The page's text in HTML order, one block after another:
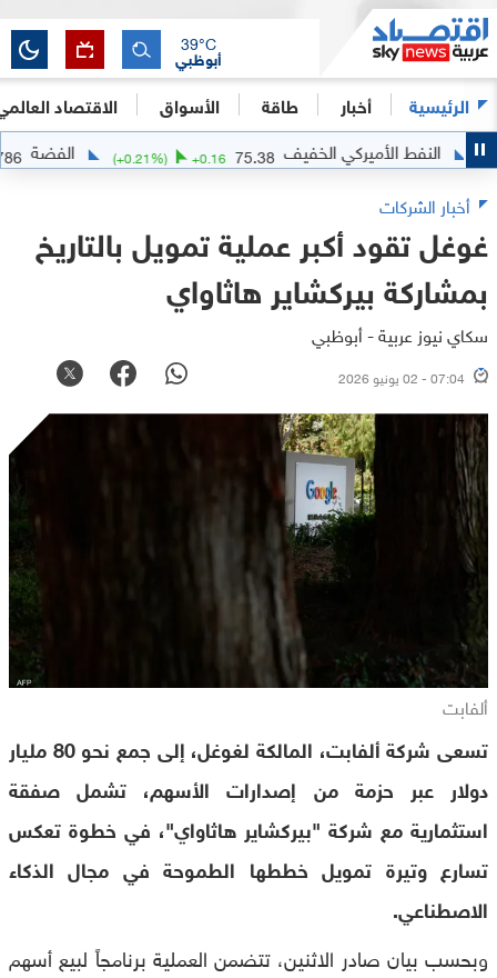
الرئيسية أخبار طاقة الأسواق الاقتصاد
أبوظبي
39°C
الأميركي الخفيف 75.38
+0.16
(+0.21%) الفضة 61.8786
أخبار الشركات
غوغل تقود أكبر عملية تمويل بالتاريخ
بمشاركة بيركشاير هاثاواي
سكاي نيوز عربية - أبوظبي
07:04 - 02 يونيو 2026
ألفابت
تسعى شركة ألفابت، المالكة لغوغل، إلى جمع نحو 80 مليار
دولار عبر حزمة من إصدارات الأسهم، تشمل صفقة
استثمارية مع شركة "بيركشاير هاثاواي"، في خطوة تعكس
تسارع وتيرة تمويل خططها الطموحة في مجال الذكاء
الاصطناعي.
وبحسب بيان صادر الاثنين، تتضمن العملية برنامجاً لبيع أسهم